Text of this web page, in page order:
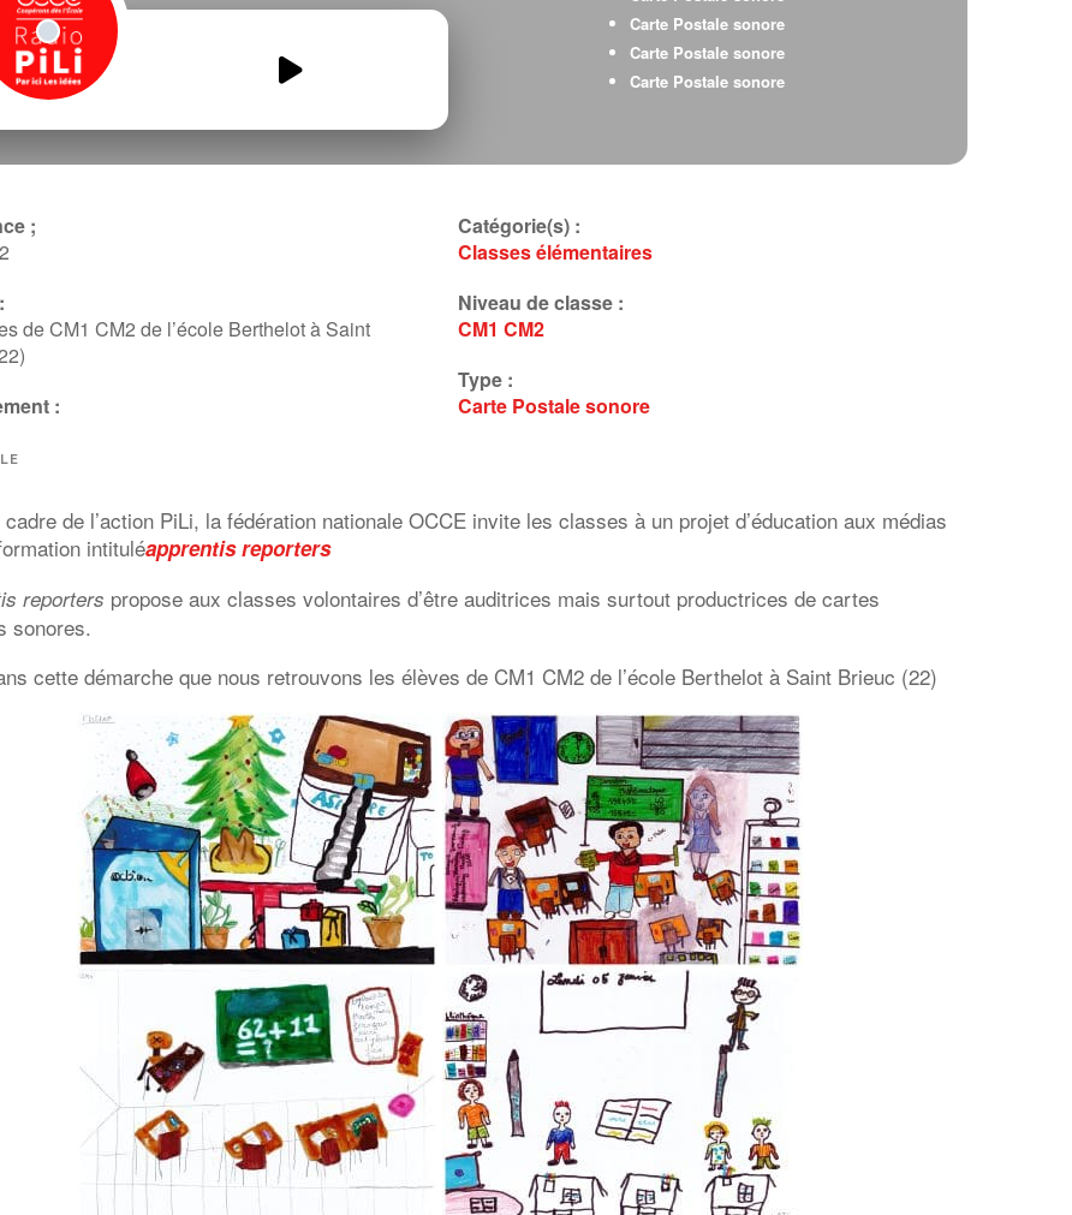
Apprentis-reporter-CM1-CM2-st-
Carte Postale sonore
Carte Postale sonore
Carte Postale sonore
;
de CM1 CM2 de l’école Berthelot à Saint
:
Catégorie(s) :
Classes élémentaires
Niveau de classe :
CM1 CM2
Type :
Carte Postale sonore
de l’action PiLi, la fédération nationale OCCE invite les classes à un projet d’éducation aux médias
intituléapprentis reporters
reporters propose aux classes volontaires d’être auditrices mais surtout productrices de cartes
sonores.
cette démarche que nous retrouvons les élèves de CM1 CM2 de l’école Berthelot à Saint Brieuc (22)